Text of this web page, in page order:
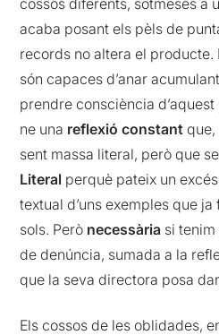
cossos diferents, sotmeses a
acaba posant els pèls de
records no altera el producte.
són capaces d’anar
prendre consciència
ne una reflexió constant que,
sent massa literal, però que
Literal perquè pateix un
textual d’uns exemples que
sols. Però necessària si
de denúncia, sumada a la
que la seva directora posa
Els cossos de les oblidades,